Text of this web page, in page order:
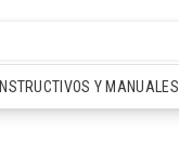
INSTRUCTIVOS Y MANUALES